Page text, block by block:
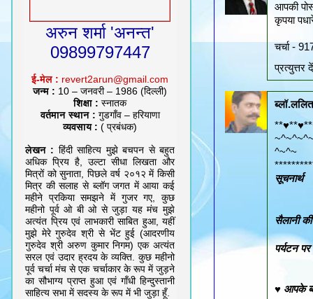
आपकी
कृपया
चर्चा -
प्रत्‍युत्तर दें
ब्लॉ.ललित
^~^~
सूचनार्थ
सैलानी
पर्यटन
♥ आपके
अरुन शर्मा 'अनन्त'
09899797447
ई-मेल : revert2arun@gmail.com
जन्म : 10 – जनवरी – 1986 (दिल्ली)
शिक्षा : स्नातक
वर्तमान स्थान : गुडगाँव – हरियाणा
व्यवसाय : ( प्रबंधक)
लेखन : हिंदी साहित्य मुझे बचपन से बहुत
अधिक प्रिय है, उल्टा सीधा लिखता और
मित्रों को सुनाता, पिछले वर्ष २०१२ में किसी
मित्र की सलाह से ब्लॉग जगत में आया कई
महीने प्रकिया समझने में गुजर गए, कुछ
महीनो पूर्व ओ बी ओ से जुड़ा यह मंच मुझे
अत्यंत प्रिय एवं लाभकारी साबित हुआ, यहीं
मुझे मेरे गुरुदेव श्री से भेंट हुई (आदरणीय
गुरुदेव श्री अरुण कुमार निगम) एक अत्यंत
सरल एवं उदार ह्रदय के व्यक्ति. कुछ महीनो
पूर्व चर्चा मंच से एक चर्चाकार के रूप में जुड़ने
का सौभाग्य प्राप्त हुआ एवं गाँधी हिन्दुस्तानी
साहित्य सभा में सदस्य के रूप में भी जुड़ा हूँ.